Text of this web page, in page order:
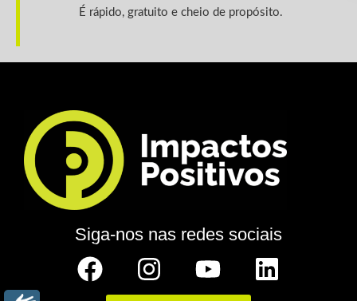
É rápido, gratuito e cheio de propósito.
Siga-nos nas redes sociais